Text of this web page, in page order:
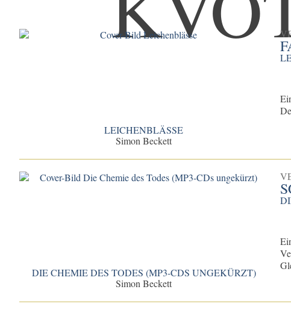
LEICHENBLÄSSE
Simon Beckett
DIE CHEMIE DES TODES (MP3-CDS UNGEKÜRZT)
Simon Beckett